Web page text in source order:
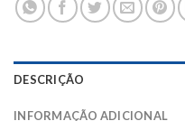
DESCRIÇÃO
INFORMAÇÃO ADICIONAL